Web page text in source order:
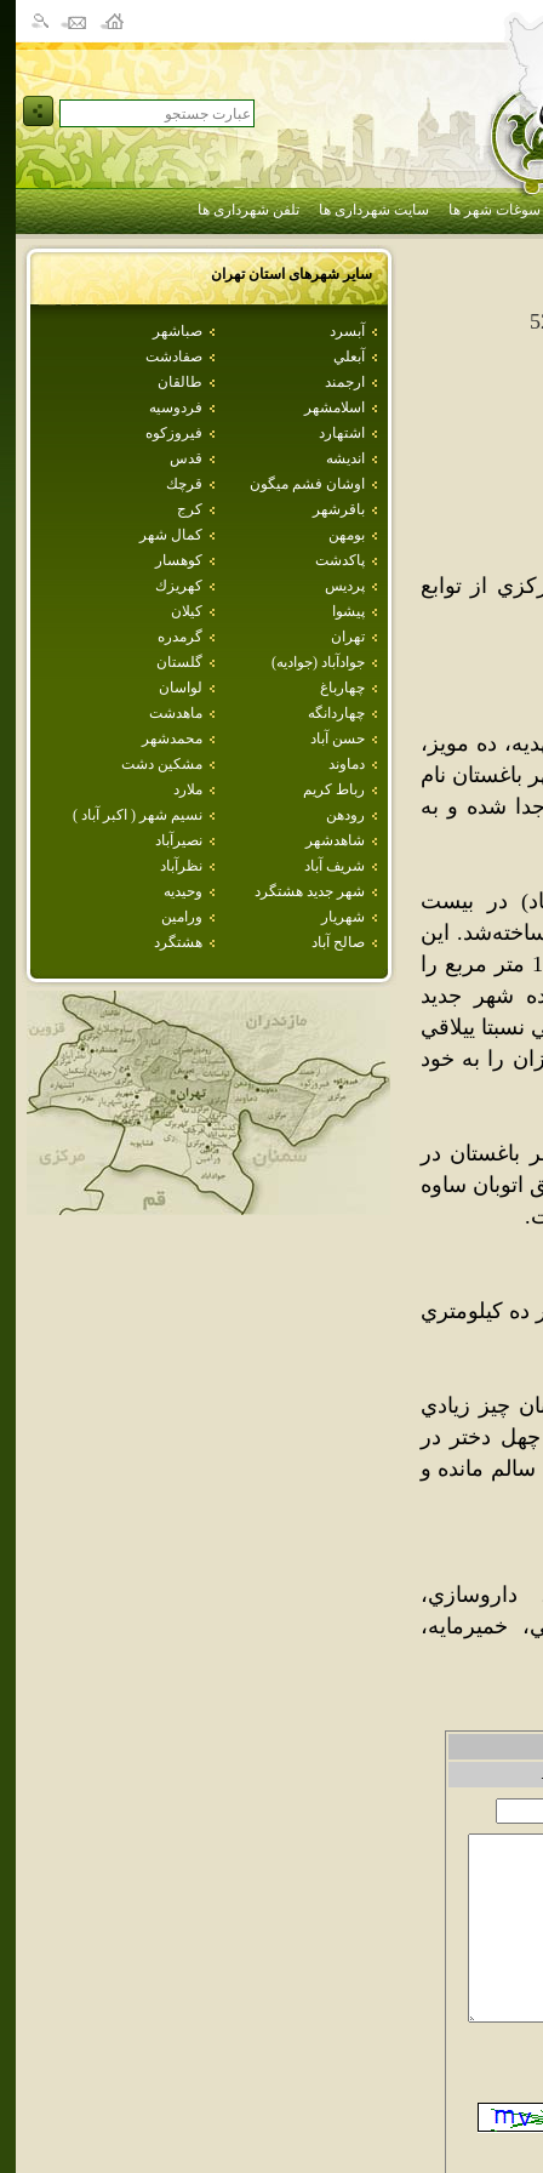
سوغات شهر ها سایت شهرداری ها تلفن شهرداری ها
سایر شهرهای استانتهران
آبسرد
صباشهر
آبعلي
صفادشت
ارجمند
طالقان
اسلامشهر
فردوسيه
اشتهارد
فيروزكوه
انديشه
قدس
اوشان فشم ميگون
قرچك
باقرشهر
كرج
بومهن
كمال شهر
پاكدشت
كوهسار
پرديس
كهريزك
پيشوا
كيلان
تهران
گرمدره
جوادآباد (جواديه)
گلستان
چهارباغ
لواسان
چهاردانگه
ماهدشت
حسن آباد
محمدشهر
دماوند
مشكين دشت
رباط كريم
ملارد
رودهن
نسيم شهر ( اكبر آباد )
شاهدشهر
نصيرآباد
شريف آباد
نظرآباد
شهر جديد هشتگرد
وحيديه
شهريار
ورامين
صالح آباد
هشتگرد
از توابع
ده مويز،
باغستان نام
شهرداري تهران جدا شده و به
در بيست
شهريار در ناحيه 1 باغستان ساخته‌شد. اين
شهرک متشکل از 5 فاز مي‌باشد و در کل مساحتي بالغ بر 1,583,968 متر مربع را
شهر جديد
ييلاقي
را به خود
باغستان در
و از طريق اتوبان ساوه
نام، در ده کيلومتري
چيز زيادي
دختر در
مانده و
داروسازي،
خميرمايه،